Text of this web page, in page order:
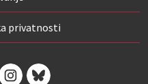
privatnosti